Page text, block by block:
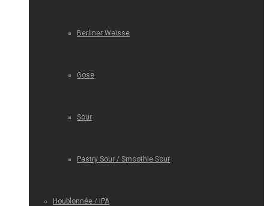
Berliner Weisse
Gose
Sour
Pastry Sour / Smoothie Sour
Houblonnée / IPA